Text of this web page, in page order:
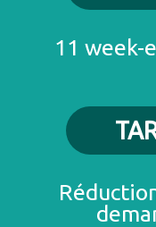
11 week-